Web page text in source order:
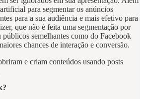
para segmentar os anúncios
para a sua audiência e mais efetivo para
que não é feita uma segmentação por
semelhantes como do Facebook
chances de interação e conversão.
e criam conteúdos usando posts